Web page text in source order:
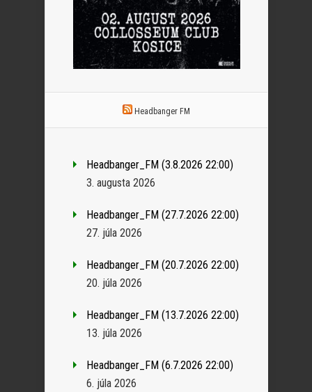
Headbanger FM
Headbanger_FM (3.8.2026 22:00)
3. augusta 2026
Headbanger_FM (27.7.2026 22:00)
27. júla 2026
Headbanger_FM (20.7.2026 22:00)
20. júla 2026
Headbanger_FM (13.7.2026 22:00)
13. júla 2026
Headbanger_FM (6.7.2026 22:00)
6. júla 2026